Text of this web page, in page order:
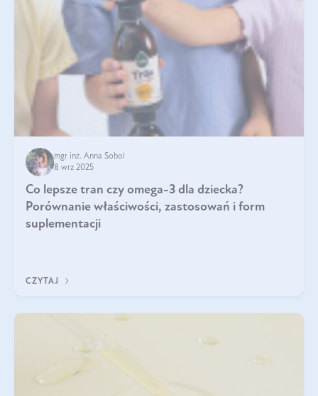
mgr inż. Anna Sobol
8 wrz 2025
Co lepsze tran czy omega-3 dla dziecka?
Porównanie właściwości, zastosowań i form
suplementacji
CZYTAJ